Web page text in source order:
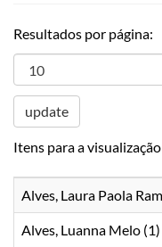
Resultados por página:
update
Itens para a
Alves, Laura Paola
Alves, Luanna Melo (1)